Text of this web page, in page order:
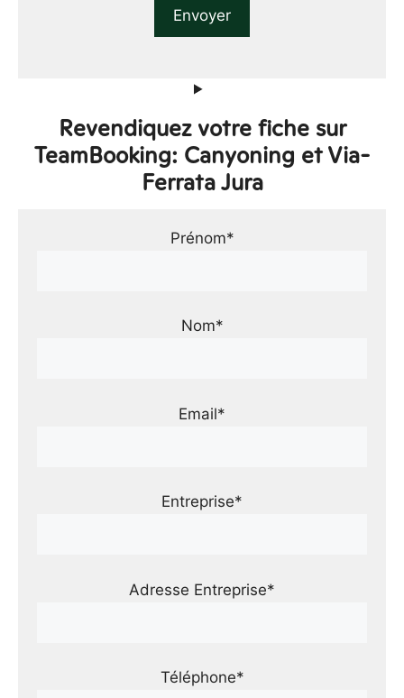
Revendiquez votre fiche sur
TeamBooking: Canyoning et Via-
Ferrata Jura
Prénom*
Nom*
Email*
Entreprise*
Adresse Entreprise*
Téléphone*